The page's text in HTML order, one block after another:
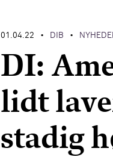
01.04.22 • DIB •
DI:
lidt
stadig